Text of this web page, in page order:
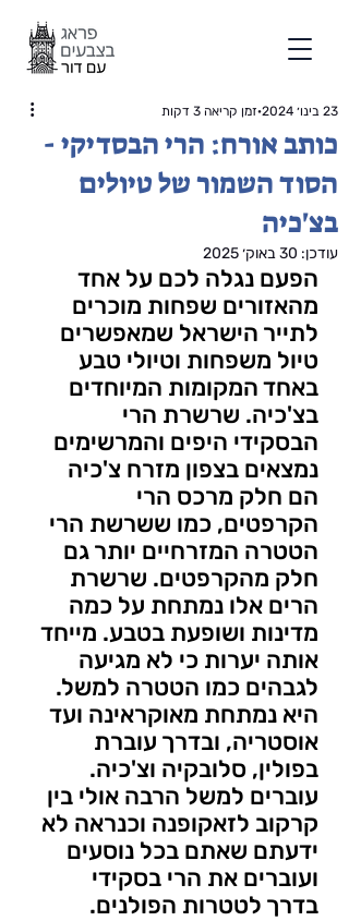
כותב אורח: הרי הבסדיקי -
הסוד השמור של טיולים
בצ'כיה
23 בינו׳ 2024 זמן קריאה 3 דקות
עודכן: 30 באוק׳ 2025
הפעם נגלה לכם על אחד
מהאזורים שפחות מוכרים
לתייר הישראל שמאפשרים
טיול משפחות וטיולי טבע
באחד המקומות המיוחדים
בצ'כיה. שרשרת הרי
הבסקידי היפים והמרשימים
נמצאים בצפון מזרח צ'כיה
הם חלק מרכס הרי
הקרפטים, כמו ששרשת הרי
הטטרה המזרחיים יותר גם
חלק מהקרפטים. שרשרת
הרים אלו נמתחת על כמה
מדינות ושופעת בטבע. מייחד
אותה יערות כי לא מגיעה
לגבהים כמו הטטרה למשל.
היא נמתחת מאוקראינה ועד
אוסטריה, ובדרך עוברת
בפולין, סלובקיה וצ'כיה.
עוברים למשל הרבה אולי בין
קרקוב לזאקופנה וכנראה לא
ידעתם שאתם בכל נוסעים
ועוברים את הרי בסקידי
בדרך לטטרות הפולנים.